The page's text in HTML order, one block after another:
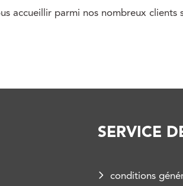
accueillir parmi nos nombreux
SERVICE
conditions